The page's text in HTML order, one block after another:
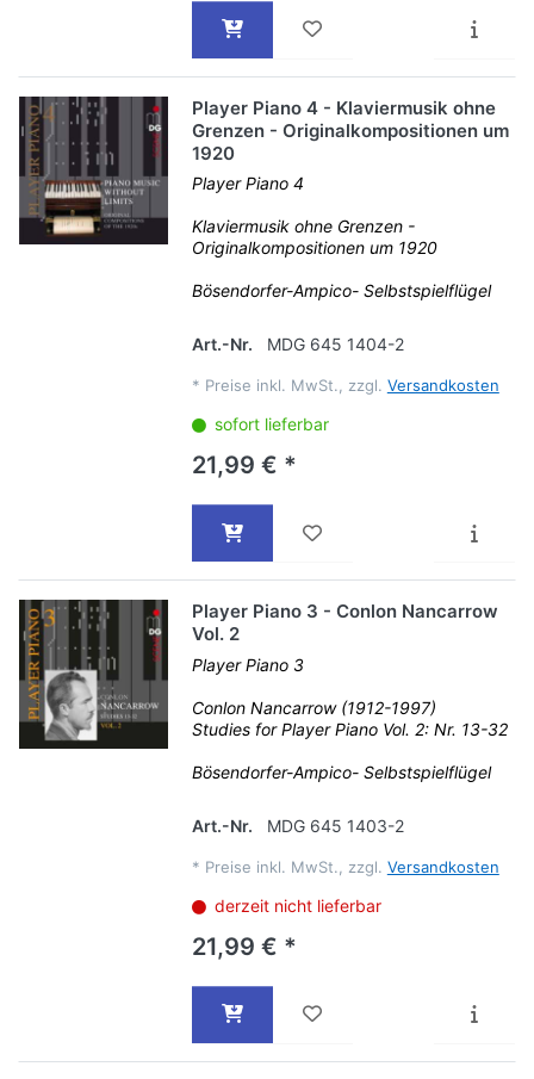
Player Piano 4 - Klaviermusik ohne
Grenzen - Originalkompositionen um
1920
Player Piano 4
Klaviermusik ohne Grenzen -
Originalkompositionen um 1920
Bösendorfer-Ampico- Selbstspielflügel
Art.-Nr. MDG 645 1404-2
* Preise inkl. MwSt., zzgl. Versandkosten
sofort lieferbar
21,99 € *
Player Piano 3 - Conlon Nancarrow
Vol. 2
Player Piano 3
Conlon Nancarrow (1912-1997)
Studies for Player Piano Vol. 2: Nr. 13-32
Bösendorfer-Ampico- Selbstspielflügel
Art.-Nr. MDG 645 1403-2
* Preise inkl. MwSt., zzgl. Versandkosten
derzeit nicht lieferbar
21,99 € *